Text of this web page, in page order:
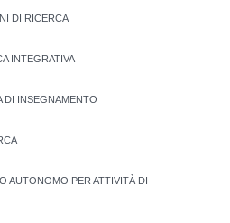
DI RICERCA
INTEGRATIVA
DI INSEGNAMENTO
AUTONOMO PER ATTIVITÀ DI